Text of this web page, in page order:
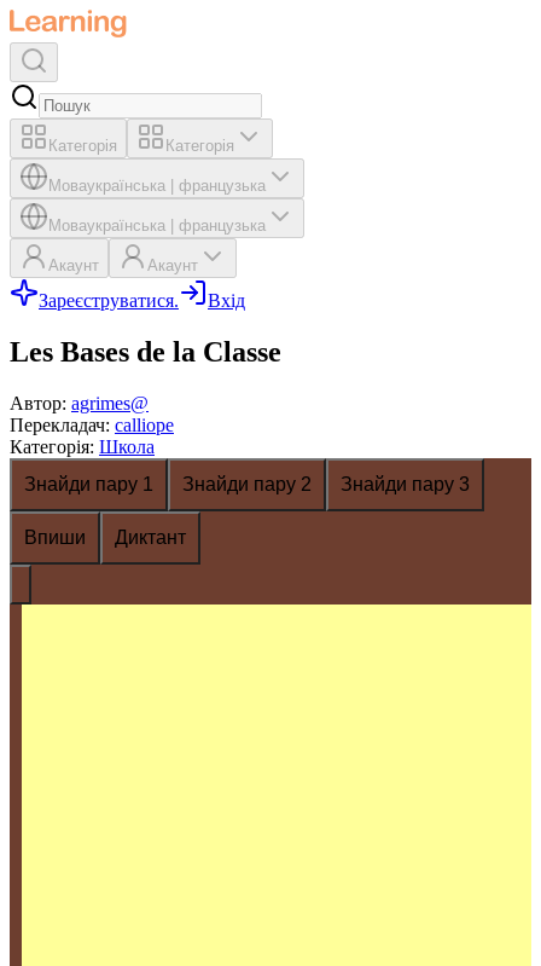
Категорія Категорія
Моваукраїнська французька
Моваукраїнська французька
Акаунт Акаунт
Зареєструватися. Вхід
Les Bases de la Classe
Автор: agrimes@
Перекладач: calliope
Категорія: Школа
Знайди пару 1
Знайди пару 2 Знайди пару 3
Впиши Диктант